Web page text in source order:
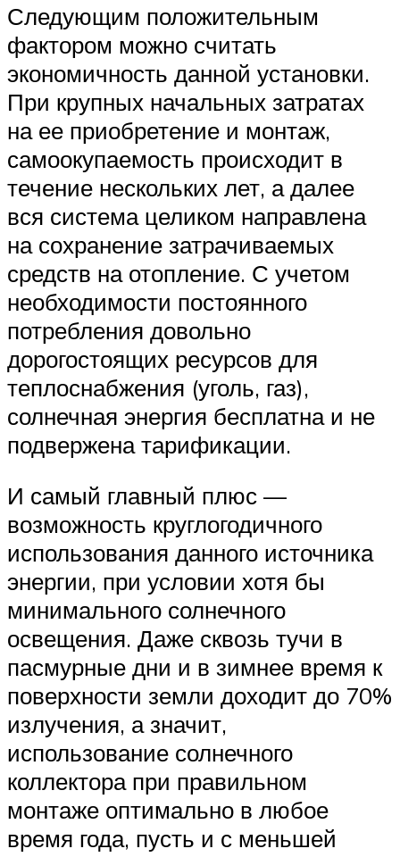
Следующим положительным
фактором можно считать
экономичность данной установки.
При крупных начальных затратах
на ее приобретение и монтаж,
самоокупаемость происходит в
течение нескольких лет, а далее
вся система целиком направлена
на сохранение затрачиваемых
средств на отопление. С учетом
необходимости постоянного
потребления довольно
дорогостоящих ресурсов для
теплоснабжения (уголь, газ),
солнечная энергия бесплатна и не
подвержена тарификации.
И самый главный плюс —
возможность круглогодичного
использования данного источника
энергии, при условии хотя бы
минимального солнечного
освещения. Даже сквозь тучи в
пасмурные дни и в зимнее время к
поверхности земли доходит до 70%
излучения, а значит,
использование солнечного
коллектора при правильном
монтаже оптимально в любое
время года, пусть и с меньшей